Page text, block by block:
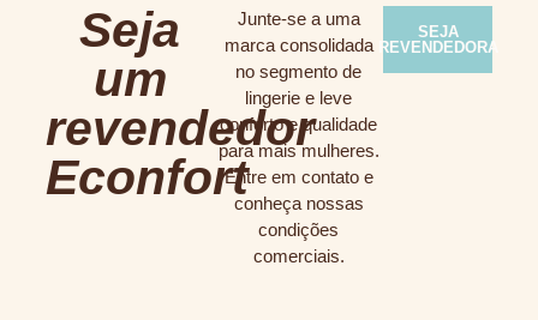
Seja
um
revendedor
Econfort
Junte-se a uma
marca consolidada
no segmento de
lingerie e leve
conforto e qualidade
para mais mulheres.
Entre em contato e
conheça nossas
condições
comerciais.
SEJA
REVENDEDORA